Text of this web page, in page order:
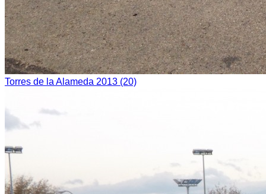
Torres de la Alameda 2013 (20)